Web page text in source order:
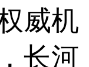
威机
长河